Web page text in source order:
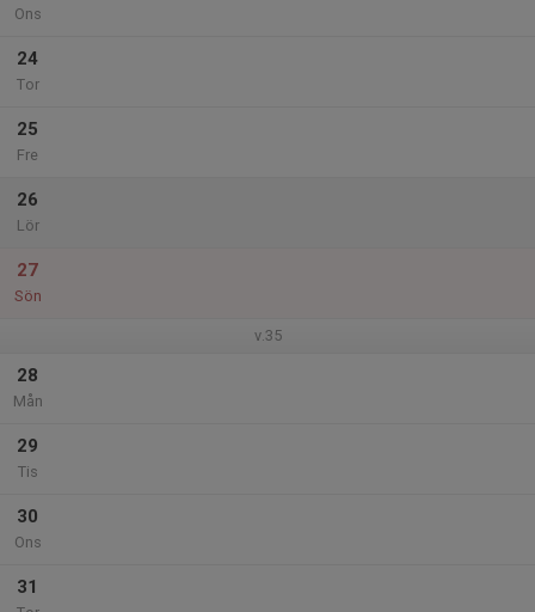
Ons
24
Tor
25
Fre
26
Lör
27
Sön
v.35
28
Mån
29
Tis
30
Ons
31